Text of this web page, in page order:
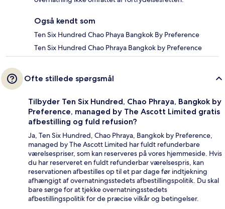
Også kendt som
Ten Six Hundred Chao Phaya Bangkok By Preference
Ten Six Hundred Chao Phraya Bangkok by Preference
Ofte stillede spørgsmål
Tilbyder Ten Six Hundred, Chao Phraya, Bangkok by
Preference, managed by The Ascott Limited gratis
afbestilling og fuld refusion?
Ja, Ten Six Hundred, Chao Phraya, Bangkok by Preference,
managed by The Ascott Limited har fuldt refunderbare
værelsespriser, som kan reserveres på vores hjemmeside. Hvis
du har reserveret en fuldt refunderbar værelsespris, kan
reservationen afbestilles op til et par dage før indtjekning
afhængigt af overnatningsstedets afbestillingspolitik. Du skal
bare sørge for at tjekke overnatningsstedets
afbestillingspolitik for de præcise vilkår og betingelser.